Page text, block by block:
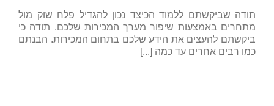
תודה שביקשתם ללמוד הכיצד נכון להגדיל פלח שוק מול
מתחרים באמצעות שיפור מערך המכירות שלכם. תודה כי
ביקשתם להעצים את הידע שלכם בתחום המכירות. הבנתם
כמו רבים אחרים עד כמה [...]